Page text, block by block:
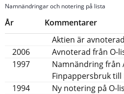
Namnändringar och notering på lista
År
Kommentarer
Aktien är avnoterad
2006
Avnoterad från O-
1997
Namnändring från
Finpappersbruk till
1994
Ny notering på O-